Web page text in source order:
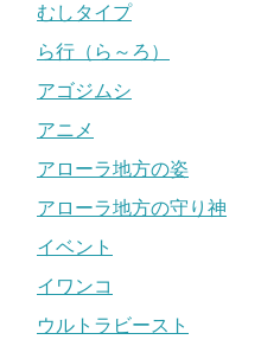
むしタイプ
ら行（ら～ろ）
アゴジムシ
アニメ
アローラ地方の姿
アローラ地方の守り神
イベント
イワンコ
ウルトラビースト